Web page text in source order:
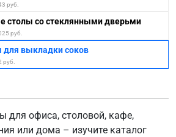
руб.
столы со стеклянными дверьми
руб.
выкладки соков
руб.
для офиса, столовой, кафе,
или дома – изучите каталог